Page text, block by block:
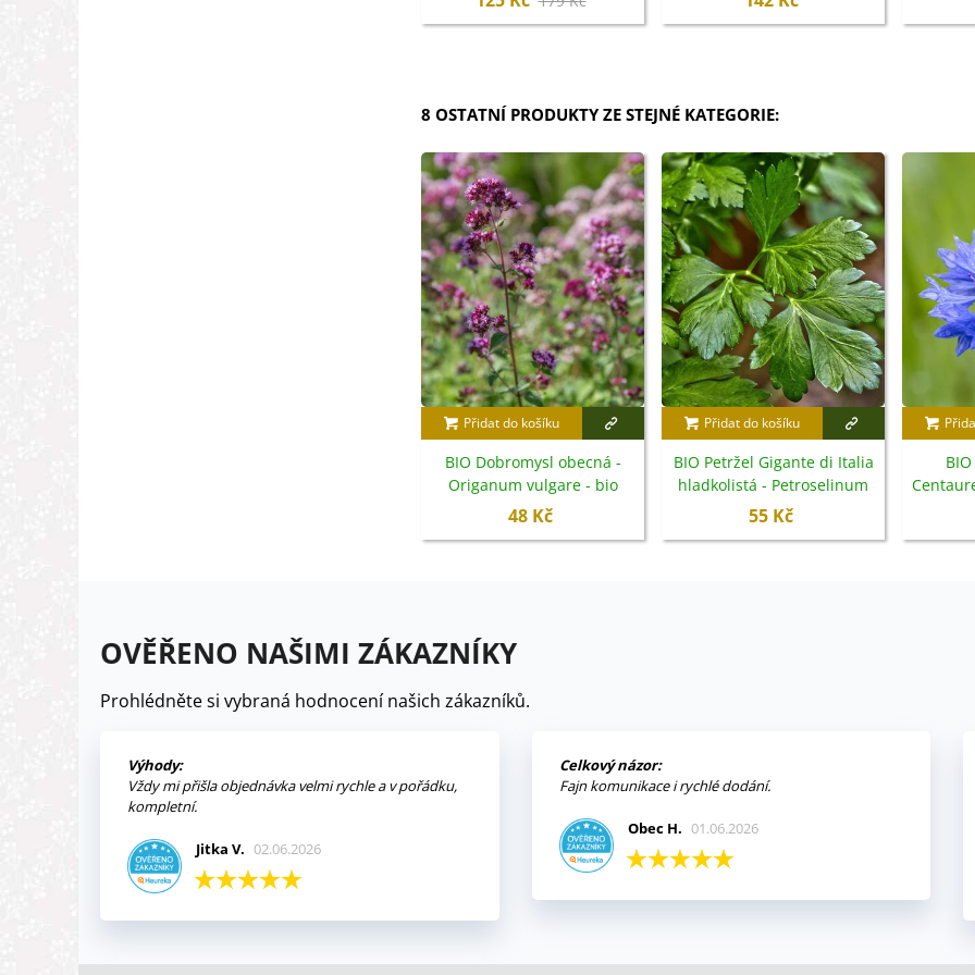
8 OSTATNÍ PRODUKTY ZE STEJNÉ KATEGORIE:
Přidat do košíku
BIO Dobromysl obecná -
Origanum vulgare - bio
semena - 700 ks
48 Kč
Přidat do košíku
BIO Petržel Gigante di Italia
hladkolistá - Petroselinum
crispum - bio semena -
55 Kč
OVĚŘENO NAŠIMI ZÁKAZNÍKY
Prohlédněte si vybraná hodnocení našich zákazníků.
Výhody:
Vždy mi přišla objednávka velmi rychle a v pořádku,
kompletní.
Jitka V. 02.06.2026
Celkový názor:
Fajn komunikace i rychlé dodání.
Obec H. 01.06.2026